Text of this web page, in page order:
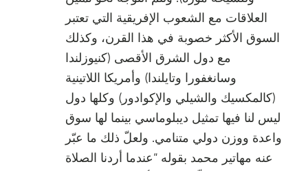
العلاقات مع الشعوب الإفريقية التي تعتبر
السوق الأكثر خصوبة في هذا القرن، وكذلك
مع دول الشرق الأقصى (كنيوزلندا
وسانغفورا وتايلندا) وأمريكا اللاتينية
(كالمكسيك والشيلي والإكوادور) وكلها دول
ليس لنا فيها تمثيل ديبلوماسي بينما لها سوق
واعدة ووزن دولي متنامي. ولعلّ ذلك ما عبّر
عنه مهاتير محمد بقوله “عندما أردنا الصلاة